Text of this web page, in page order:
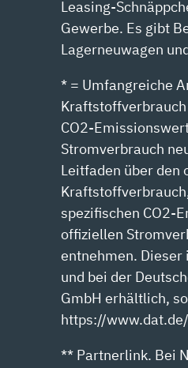
Leasing-
Gewerbe. Es gibt
Lagerneuwagen
* = Umfangreiche
CO2-
Stromverbrauch
Leitfaden über den
spezifischen CO2-
offiziellen
entnehmen.
und bei der
GmbH erhältlich,
https://
** Partnerlink. Bei